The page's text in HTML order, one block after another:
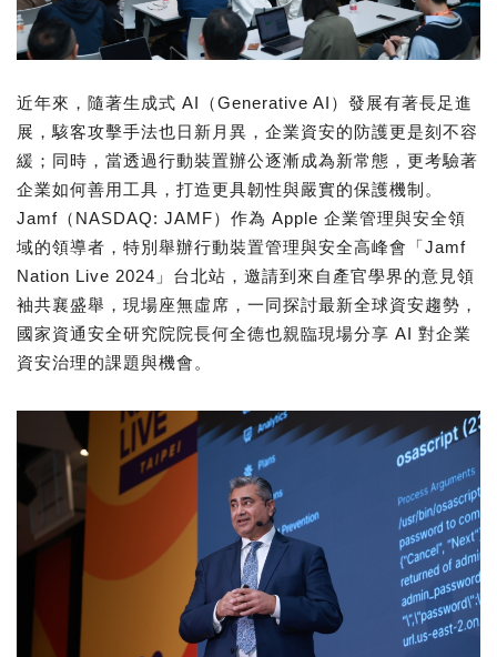
近年來，隨著生成式 AI（Generative AI）發展有著長足進
展，駭客攻擊手法也日新月異，企業資安的防護更是刻不容
緩；同時，當透過行動裝置辦公逐漸成為新常態，更考驗著
企業如何善用工具，打造更具韌性與嚴實的保護機制。
Jamf（NASDAQ: JAMF）作為 Apple 企業管理與安全領
域的領導者，特別舉辦行動裝置管理與安全高峰會「Jamf
Nation Live 2024」台北站，邀請到來自產官學界的意見領
袖共襄盛舉，現場座無虛席，一同探討最新全球資安趨勢，
國家資通安全研究院院長何全德也親臨現場分享 AI 對企業
資安治理的課題與機會。